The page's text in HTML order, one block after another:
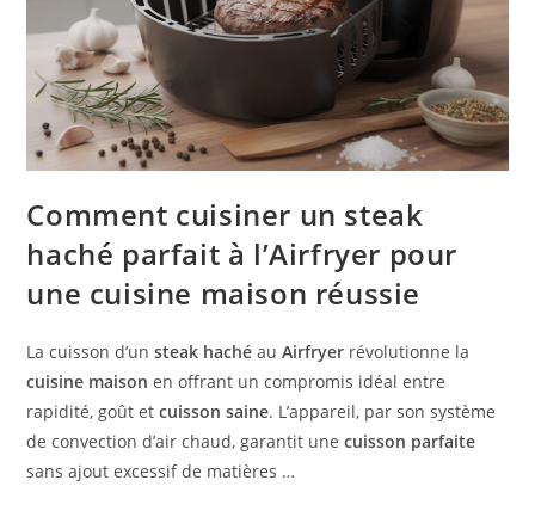
Comment cuisiner un steak
haché parfait à l’Airfryer pour
une cuisine maison réussie
La cuisson d’unsteak haché auAirfryer révolutionne la
cuisine maison en offrant un compromis idéal entre
rapidité, goût etcuisson saine. L’appareil, par son système
de convection d’air chaud, garantit unecuisson parfaite
sans ajout excessif de matières …